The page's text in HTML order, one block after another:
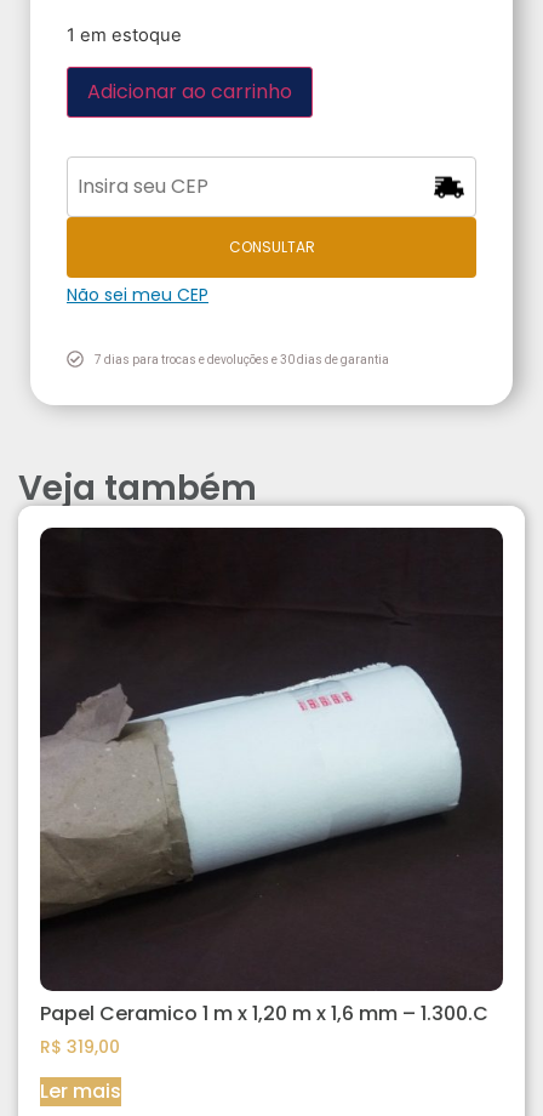
1 em estoque
Adicionar ao carrinho
CONSULTAR
Não sei meu CEP
7 dias para trocas e devoluções e 30 dias de garantia
Veja também
Papel Ceramico 1 m x 1,20 m x 1,6 mm – 1.300.C
R$ 319,00
Ler mais